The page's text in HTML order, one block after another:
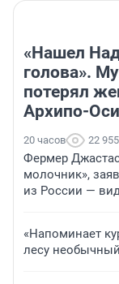
«Нашел
голова».
потерял
Архипо-
20 часов 22 955
Фермер
молочник»,
из России —
«Напоминает
лесу